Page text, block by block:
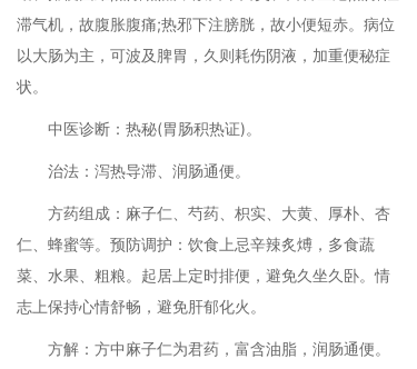
滞气机，故腹胀腹痛;热邪下注膀胱，故小便短赤。病位
以大肠为主，可波及脾胃，久则耗伤阴液，加重便秘症
状。
中医诊断：热秘(胃肠积热证)。
治法：泻热导滞、润肠通便。
方药组成：麻子仁、芍药、枳实、大黄、厚朴、杏
仁、蜂蜜等。预防调护：饮食上忌辛辣炙煿，多食蔬
菜、水果、粗粮。起居上定时排便，避免久坐久卧。情
志上保持心情舒畅，避免肝郁化火。
方解：方中麻子仁为君药，富含油脂，润肠通便。